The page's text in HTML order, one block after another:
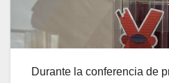
Durante la conferencia de